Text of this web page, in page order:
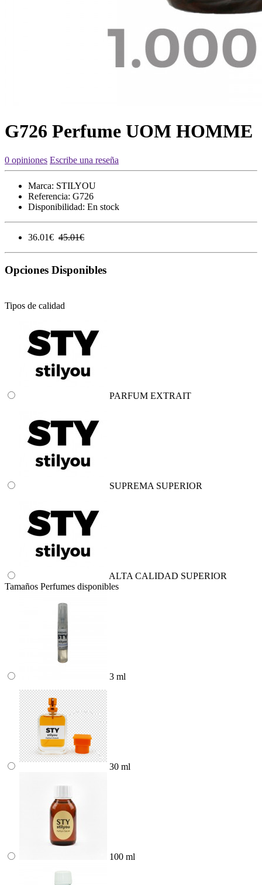
G726 Perfume UOM HOMME
0 opiniones Escribe una reseña
Marca: STILYOU
Referencia: G726
Disponibilidad: En stock
36.01€ 45.01€
Opciones Disponibles
Tipos de calidad
PARFUM EXTRAIT
SUPREMA SUPERIOR
ALTA CALIDAD SUPERIOR
Tamaños Perfumes disponibles
3 ml
30 ml
100 ml